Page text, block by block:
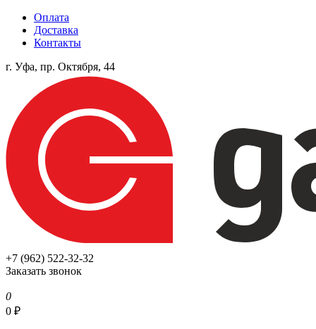
Оплата
Доставка
Контакты
г. Уфа, пр. Октября, 44
+7 (962) 522-32-32
Заказать звонок
0
0 ₽